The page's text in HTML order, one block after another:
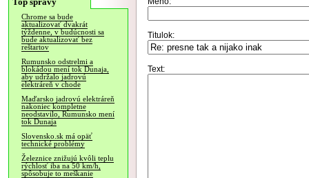
Chrome sa bude
aktualizovať dvakrát
týždenne, v budúcnosti sa
bude aktualizovať bez
reštartov
Rumunsko odstrelmi a
blokádou mení tok Dunaja,
aby udržalo jadrovú
elektráreň v chode
Maďarsko jadrovú elektráreň
nakoniec kompletne
neodstavilo, Rumunsko mení
tok Dunaja
Slovensko.sk má opäť
technické problémy
Železnice znižujú kvôli teplu
rýchlosť iba na 50 km/h,
spôsobuje to meškanie
Titulok:
Text: